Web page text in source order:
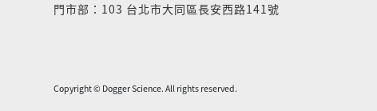
門市部：103 台北市大同區長安西路141號
Copyright © Dogger Science. All rights reserved.